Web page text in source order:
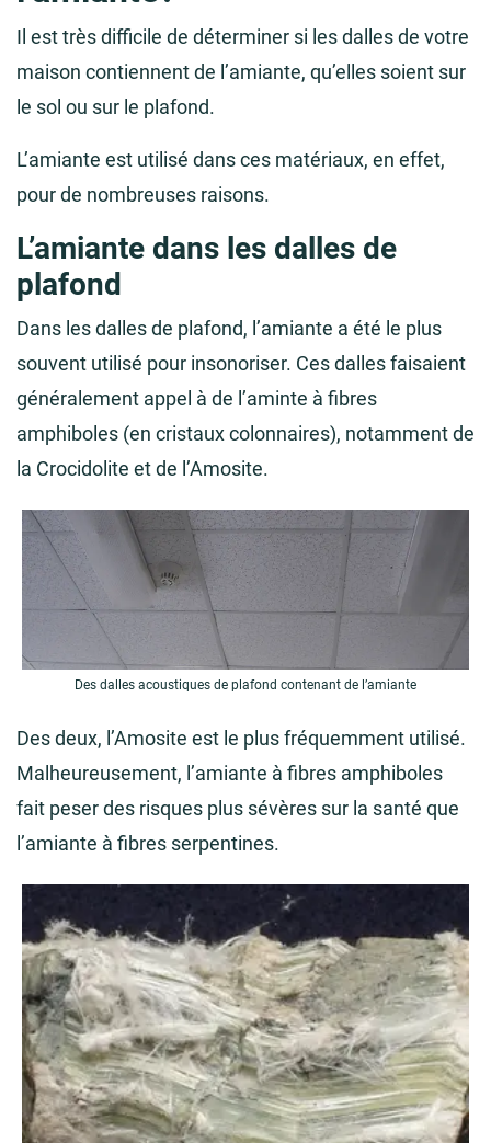
Il est très difficile de déterminer si les dalles de votre
maison contiennent de l’amiante, qu’elles soient sur
le sol ou sur le plafond.
L’amiante est utilisé dans ces matériaux, en effet,
pour de nombreuses raisons.
L’amiante dans les dalles de
plafond
Dans les dalles de plafond, l’amiante a été le plus
souvent utilisé pour insonoriser. Ces dalles faisaient
généralement appel à de l’aminte à fibres
amphiboles (en cristaux colonnaires), notamment de
la Crocidolite et de l’Amosite.
Des dalles acoustiques de plafond contenant de l’amiante
Des deux, l’Amosite est le plus fréquemment utilisé.
Malheureusement, l’amiante à fibres amphiboles
fait peser des risques plus sévères sur la santé que
l’amiante à fibres serpentines.